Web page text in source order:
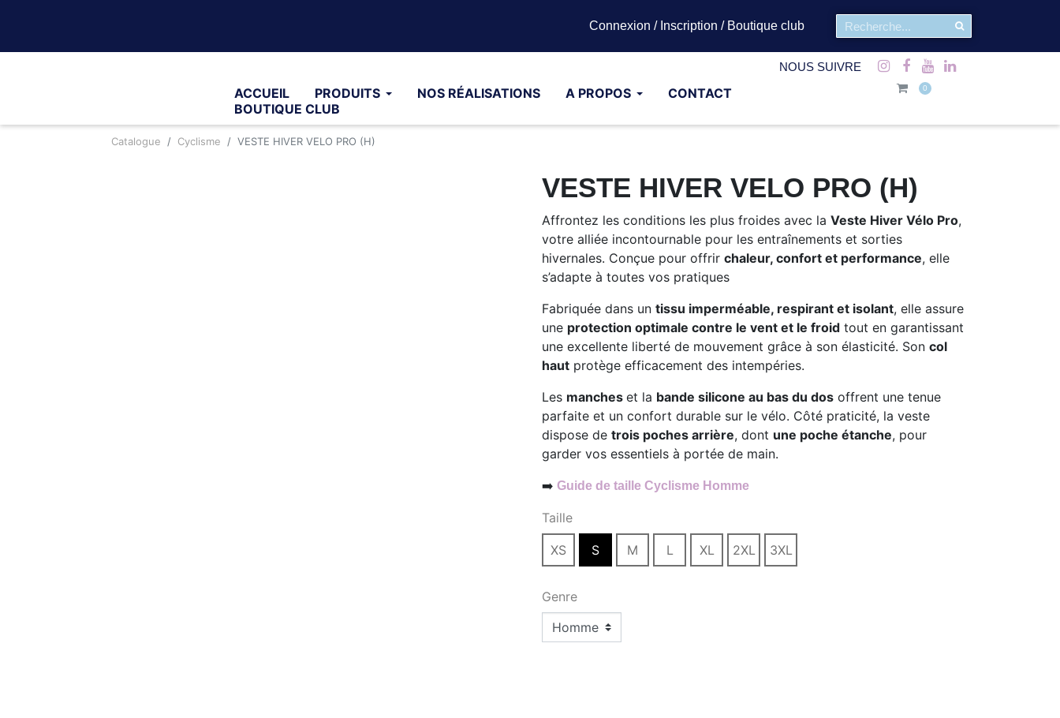
Connexion / Inscription / Boutique club
NOUS SUIVRE
ACCUEIL PRODUITS NOS RÉALISATIONS A PROPOS
CONTACT
BOUTIQUE CLUB
Catalogue Cyclisme VESTE HIVER VELO PRO (H)
VESTE HIVER VELO PRO (H)
Affrontez les conditions les plus froides avec la Veste Hiver Vélo Pro,
votre alliée incontournable pour les entraînements et sorties
hivernales. Conçue pour offrir chaleur, confort et performance, elle
s’adapte à toutes vos pratiques
Fabriquée dans un tissu imperméable, respirant et isolant, elle assure
une protection optimale contre le vent et le froid tout en garantissant
une excellente liberté de mouvement grâce à son élasticité. Son col
haut protège efficacement des intempéries.
Les manches et la bande silicone au bas du dos offrent une tenue
parfaite et un confort durable sur le vélo. Côté praticité, la veste
dispose de trois poches arrière, dont une poche étanche, pour
garder vos essentiels à portée de main.
➡️ Guide de taille Cyclisme Homme
Taille
XS S M L XL 2XL 3XL
Genre